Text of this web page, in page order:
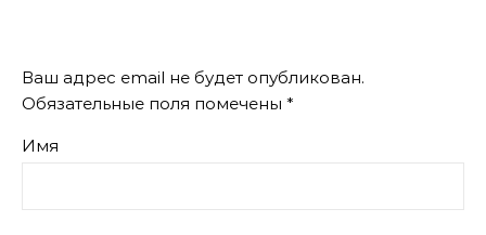
Ваш адрес email не будет опубликован.
Обязательные поля помечены *
Имя